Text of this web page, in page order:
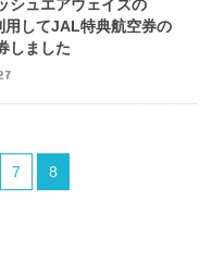
シュエアウェイズの
してJAL特典航空券の
しました
7 8